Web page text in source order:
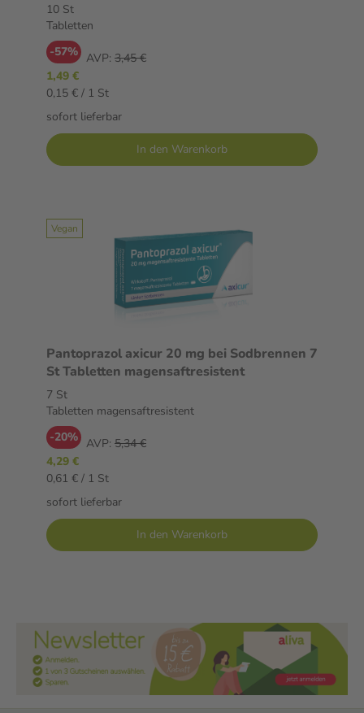
10 St
Tabletten
-57% AVP: 3,45 €
1,49 €
0,15 € / 1 St
sofort lieferbar
In den Warenkorb
Vegan
Pantoprazol axicur 20 mg bei Sodbrennen 7
St Tabletten magensaftresistent
7 St
Tabletten magensaftresistent
-20% AVP: 5,34 €
4,29 €
0,61 € / 1 St
sofort lieferbar
In den Warenkorb